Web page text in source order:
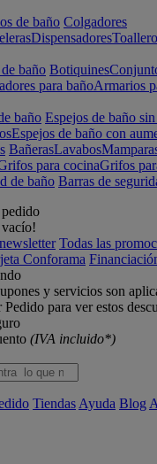
de baño Colgadores
Dispensadores
baño Botiquines
para bañoArmarios
baño Espejos de baño
Espejos de baño con
BañerasLavabos
para cocinaGrifos
de baño Barras de
vacío!
Todas las
Conforama
y servicios son
para ver estos
(IVA incluido*)
Tiendas Ayuda Blog